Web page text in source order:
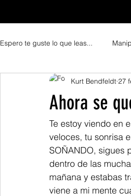
Espero te guste lo que leas...
Fe y Espiritualidad
Ahora se
Kurt Bendfeldt 27
Te estoy viendo en
veloces, tu sonrisa
SOÑANDO, sigues
dentro de las
mañana y estabas
viene a mi mente